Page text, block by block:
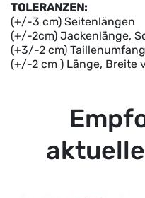
TOLERANZEN:
(+/-3 cm) Seitenlängen
(+/-2cm) Jackenlänge,
(+3/-2 cm) Taillenumfang
(+/-2 cm ) Länge, Breite